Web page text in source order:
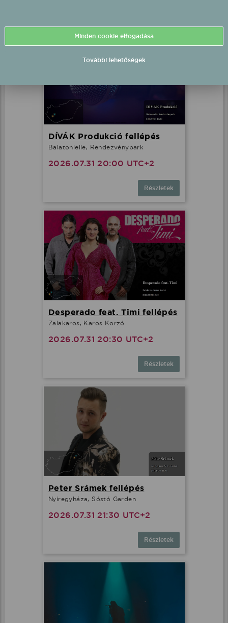
DÍVÁK Produkció fellépés
Balatonlelle, Rendezvénypark
2026.07.31 20:00 UTC+2
Részletek
Desperado feat. Timi fellépés
Zalakaros, Karos Korzó
2026.07.31 20:30 UTC+2
Részletek
Peter Srámek fellépés
Nyíregyháza, Sóstó Garden
2026.07.31 21:30 UTC+2
Részletek
Minden cookie elfogadása
További lehetőségek